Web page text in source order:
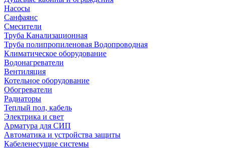
Насосы
Санфаянс
Смесители
Труба Канализационная
Труба полипропиленовая Водопроводная
Климатическое оборудование
Водонагреватели
Вентиляция
Котельное оборудование
Обогреватели
Радиаторы
Теплый пол, кабель
Электрика и свет
Арматура для СИП
Автоматика и устройства защиты
Кабеленесущие системы